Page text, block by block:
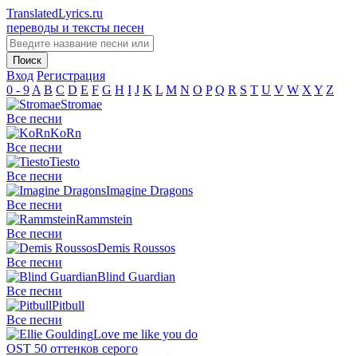
TranslatedLyrics.ru
переводы и тексты песен
Вход Регистрация
0 - 9 A B C D E F G H I J K L M N O P Q R S T U V W X Y Z
Stromae
Все песни
KoRn
Все песни
Tiesto
Все песни
Imagine Dragons
Все песни
Rammstein
Все песни
Demis Roussos
Все песни
Blind Guardian
Все песни
Pitbull
Все песни
Love me like you do
OST 50 оттенков серого